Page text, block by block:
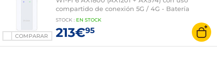
COMPARAR
compartido de conexión 5G / 4G - Batería
integrada
STOCK : EN STOCK
213€95